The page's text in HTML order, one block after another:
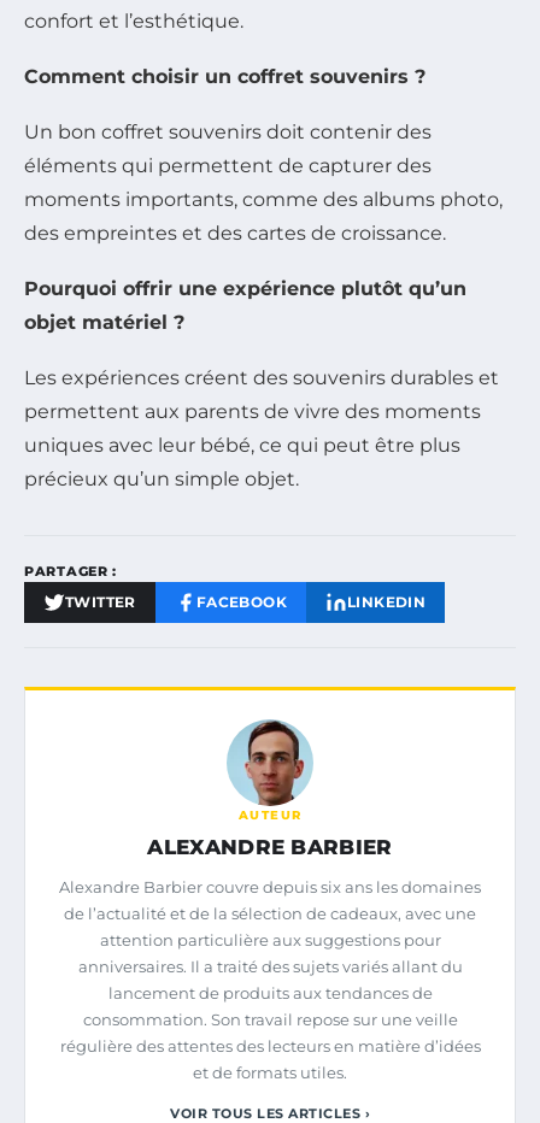
confort et l’esthétique.
Comment choisir un coffret souvenirs ?
Un bon coffret souvenirs doit contenir des
éléments qui permettent de capturer des
moments importants, comme des albums photo,
des empreintes et des cartes de croissance.
Pourquoi offrir une expérience plutôt qu’un
objet matériel ?
Les expériences créent des souvenirs durables et
permettent aux parents de vivre des moments
uniques avec leur bébé, ce qui peut être plus
précieux qu’un simple objet.
PARTAGER :
TWITTER FACEBOOK LINKEDIN
AUTEUR
ALEXANDRE BARBIER
Alexandre Barbier couvre depuis six ans les domaines
de l’actualité et de la sélection de cadeaux, avec une
attention particulière aux suggestions pour
anniversaires. Il a traité des sujets variés allant du
lancement de produits aux tendances de
consommation. Son travail repose sur une veille
régulière des attentes des lecteurs en matière d’idées
et de formats utiles.
VOIR TOUS LES ARTICLES ›